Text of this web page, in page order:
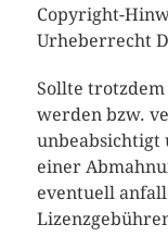
Copyright-
Urheberrecht
Sollte
werden bzw.
unbeabsichtigt
einer
eventuell